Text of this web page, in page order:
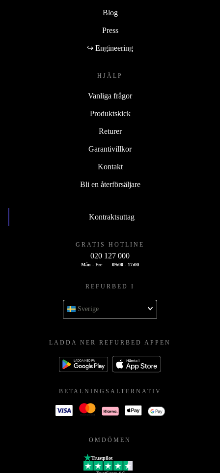
Blog
Press
↪ Engineering
HJÄLP
Vanliga frågor
Produktskick
Returer
Garantivillkor
Kontakt
Bli en återförsäljare
Kontraktsuttag
GRATIS HOTLINE
020 127 000
Mån - Fre 09:00 - 17:00
REFURBED I
Sverige
LADDA NER REFURBED APPEN
BETALNINGSALTERNATIV
OMDÖMEN
Trustpilot